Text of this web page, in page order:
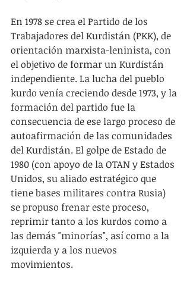
En 1978 se crea el Partido de los
Trabajadores del Kurdistán (PKK), de
orientación marxista-leninista, con
el objetivo de formar un Kurdistán
independiente. La lucha del pueblo
kurdo venía creciendo desde 1973, y la
formación del partido fue la
consecuencia de ese largo proceso de
autoafirmación de las comunidades
del Kurdistán. El golpe de Estado de
1980 (con apoyo de la OTAN y Estados
Unidos, su aliado estratégico que
tiene bases militares contra Rusia)
se propuso frenar este proceso,
reprimir tanto a los kurdos como a
las demás "minorías", así como a la
izquierda y a los nuevos
movimientos.